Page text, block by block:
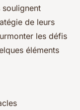
de leurs
les défis
éléments